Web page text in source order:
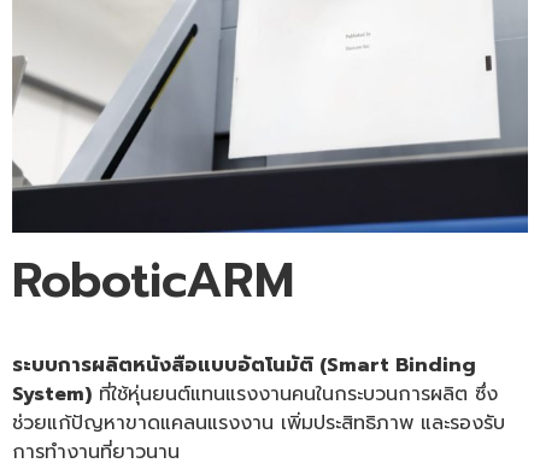
RoboticARM
ระบบการผลิตหนังสือแบบอัตโนมัติ (Smart Binding
System) ที่ใช้หุ่นยนต์แทนแรงงานคนในกระบวนการผลิต ซึ่ง
ช่วยแก้ปัญหาขาดแคลนแรงงาน เพิ่มประสิทธิภาพ และรองรับ
การทำงานที่ยาวนาน